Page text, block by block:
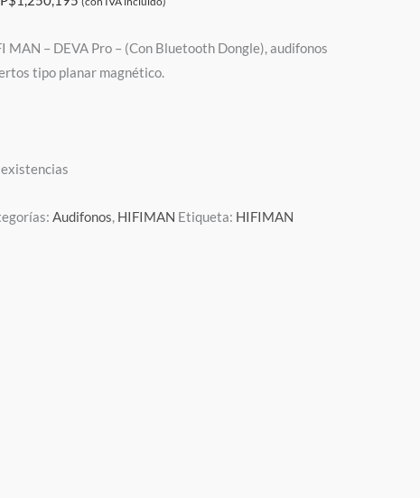
MAN – DEVA Pro – (Con Bluetooth Dongle), audifonos
tipo planar magnético.
existencias
Audifonos, HIFIMAN Etiqueta: HIFIMAN